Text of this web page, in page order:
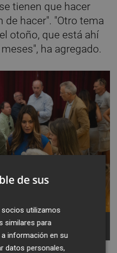
tienen que hacer
de hacer". "Otro tema
otoño, que está ahí
ha agregado.
de infraestructuras
GIL/EP
de sus
utilizamos
similares para
información en su
datos personales,